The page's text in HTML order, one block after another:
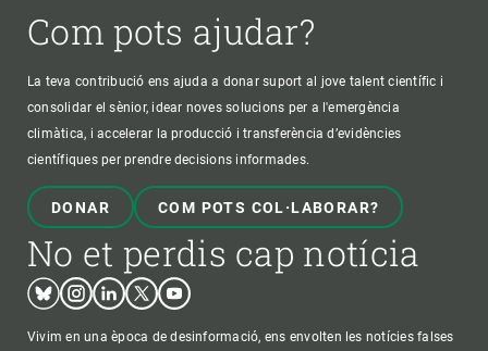
Com pots ajudar?
La teva contribució ens ajuda a donar suport al jove talent científic i
consolidar el sènior, idear noves solucions per a l'emergència
climàtica, i accelerar la producció i transferència d’evidències
científiques per prendre decisions informades.
DONAR COM POTS COL·LABORAR?
No et perdis cap notícia
BlueskyInstagram
LinkedinTwitterYoutube
Vivim en una època de desinformació, ens envolten les notícies falses